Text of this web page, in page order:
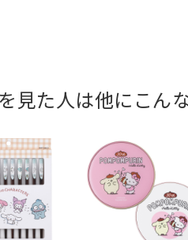
見た人は他にこん